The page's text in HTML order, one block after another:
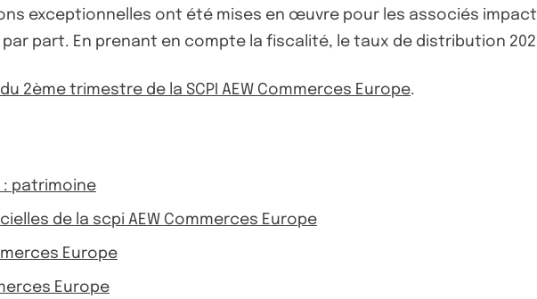
exceptionnelles ont été mises en œuvre pour les associés
part. En prenant en compte la fiscalité, le taux de distribution
2ème trimestre de la SCPI AEW Commerces Europe.
: patrimoine
de la scpi AEW Commerces Europe
Europe
Europe